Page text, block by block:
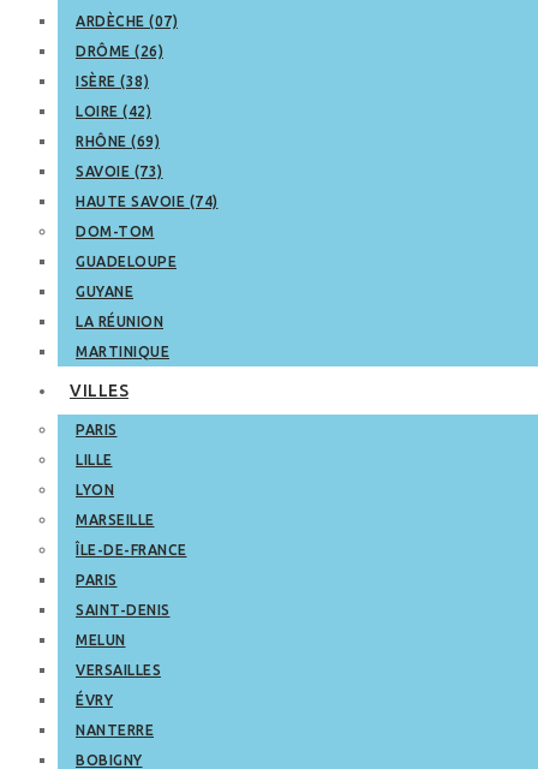
ARDÈCHE (07)
DRÔME (26)
ISÈRE (38)
LOIRE (42)
RHÔNE (69)
SAVOIE (73)
HAUTE SAVOIE (74)
DOM-TOM
GUADELOUPE
GUYANE
LA RÉUNION
MARTINIQUE
VILLES
PARIS
LILLE
LYON
MARSEILLE
ÎLE-DE-FRANCE
PARIS
SAINT-DENIS
MELUN
VERSAILLES
ÉVRY
NANTERRE
BOBIGNY